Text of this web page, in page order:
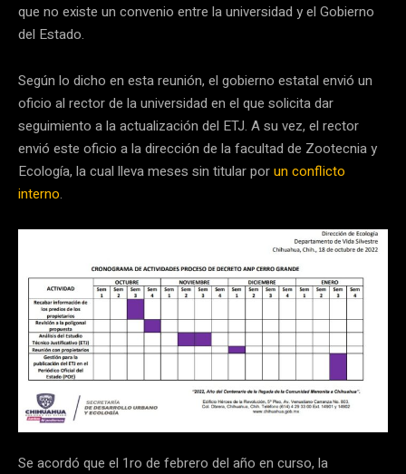
que no existe un convenio entre la universidad y el Gobierno
del Estado.
Según lo dicho en esta reunión, el gobierno estatal envió un
oficio al rector de la universidad en el que solicita dar
seguimiento a la actualización del ETJ. A su vez, el rector
envió este oficio a la dirección de la facultad de Zootecnia y
Ecología, la cual lleva meses sin titular porun conflicto
interno.
Se acordó que el 1ro de febrero del año en curso, la